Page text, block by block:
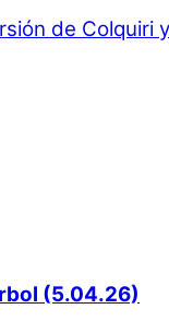
de Colquiri
(5.04.26)